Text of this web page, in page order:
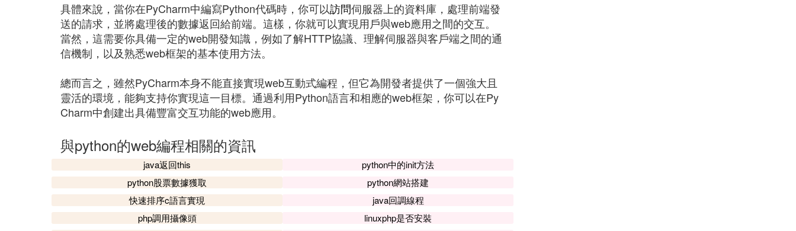
具體來說，當你在PyCharm中編寫Python代碼時，你可以訪問伺服器上的資料庫，處理前端發
送的請求，並將處理後的數據返回給前端。這樣，你就可以實現用戶與web應用之間的交互。
當然，這需要你具備一定的web開發知識，例如了解HTTP協議、理解伺服器與客戶端之間的通
信機制，以及熟悉web框架的基本使用方法。
總而言之，雖然PyCharm本身不能直接實現web互動式編程，但它為開發者提供了一個強大且
靈活的環境，能夠支持你實現這一目標。通過利用Python語言和相應的web框架，你可以在Py
Charm中創建出具備豐富交互功能的web應用。
與python的web編程相關的資訊
java返回this
python中的init方法
python股票數據獲取
python網站搭建
快速排序c語言實現
java回調線程
php調用攝像頭
linuxphp是否安裝